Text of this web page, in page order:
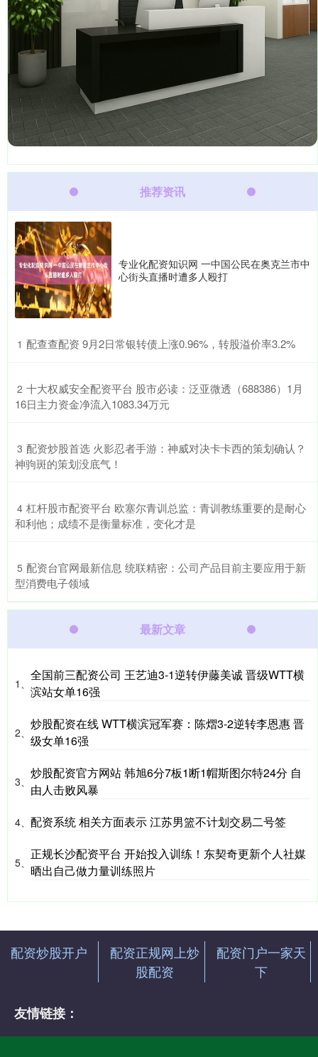
推荐资讯
专业化配资知识网 一中国公民在奥克兰市中
心街头直播时遭多人殴打
1 ​配查查配资 9月2日常银转债上涨0.96%，转股溢价率3.2%
2 ​十大权威安全配资平台 股市必读：泛亚微透（688386）1月
16日主力资金净流入1083.34万元
3 ​配资炒股首选 火影忍者手游：神威对决卡卡西的策划确认？
神驹斑的策划没底气！
4 ​杠杆股市配资平台 欧塞尔青训总监：青训教练重要的是耐心
和利他；成绩不是衡量标准，变化才是
5 ​配资台官网最新信息 统联精密：公司产品目前主要应用于新
型消费电子领域
最新文章
1、
全国前三配资公司 王艺迪3‑1逆转伊藤美诚 晋级WTT横
滨站女单16强
2、
炒股配资在线 WTT横滨冠军赛：陈熠3-2逆转李恩惠 晋
级女单16强
3、
炒股配资官方网站 韩旭6分7板1断1帽斯图尔特24分 自
由人击败风暴
4、 配资系统 相关方面表示 江苏男篮不计划交易二号签
5、
正规长沙配资平台 开始投入训练！东契奇更新个人社媒
晒出自己做力量训练照片
配资炒股开户
配资正规网上炒
股配资
配资门户一家天
下
友情链接：